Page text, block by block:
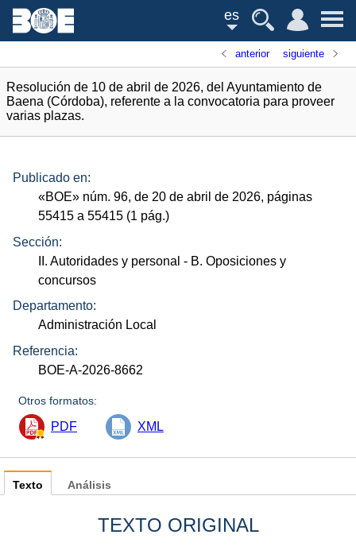
es
anterior siguiente
Resolución de 10 de abril de 2026, del Ayuntamiento de
Baena (Córdoba), referente a la convocatoria para proveer
varias plazas.
Publicado en:
«BOE» núm. 96, de 20 de abril de 2026, páginas
55415 a 55415 (1 pág.)
Sección:
II. Autoridades y personal - B. Oposiciones y
concursos
Departamento:
Administración Local
Referencia:
BOE-A-2026-8662
Otros formatos:
PDF XML
Texto
TEXTO ORIGINAL
Análisis